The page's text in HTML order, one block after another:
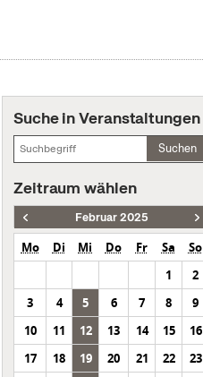
Suche in Veranstaltungen
Suchen
Zeitraum wählen
Februar 2025
Mo Di Mi Do Fr Sa
So
1
2
3
4 5 6 7 8
9
10
11 12 13 14 15
16
17
18 19 20 21 22
23